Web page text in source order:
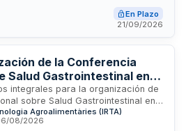
de informe final. La empresa
con equipo mínimo de dos
garantizando la correcta
a los términos
En Plazo
21/09/2026
de la Conferencia
Salud Gastrointestinal en
2027
integrales para la organización de
sobre Salud Gastrointestinal en
El Instituto de Recerca i
(IRTA) licita los servicios de
Agroalimentàries (IRTA)
08/2026